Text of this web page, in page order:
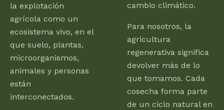
la explotación
agrícola como un
ecosistema vivo, en el
que suelo, plantas,
microorganismos,
animales y personas
están
interconectados.
cambio climático.
Para nosotros, la
agricultura
regenerativa significa
devolver más de lo
que tomamos. Cada
cosecha forma parte
de un ciclo natural en